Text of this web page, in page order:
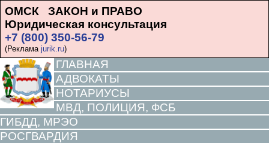
ОМСК ЗАКОН и ПРАВО
Юридическая консультация
+7 (800) 350-56-79
(Реклама jurik.ru)
ГЛАВНАЯ
АДВОКАТЫ
НОТАРИУСЫ
МВД, ПОЛИЦИЯ, ФСБ
ГИБДД, МРЭО
РОСГВАРДИЯ